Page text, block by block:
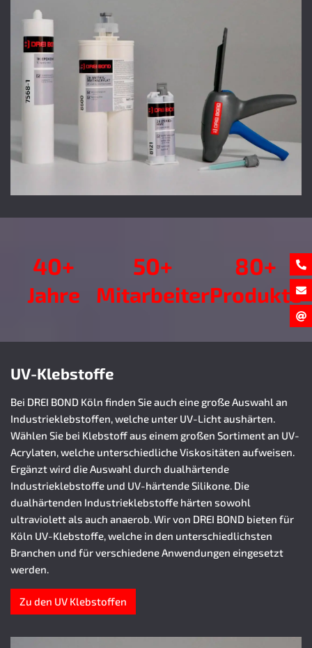
40+
Jahre
50+
Mitarbeiter
80+
Produkte
UV-Klebstoffe
Bei DREI BOND Köln finden Sie auch eine große Auswahl an
Industrieklebstoffen, welche unter UV-Licht aushärten.
Wählen Sie bei Klebstoff aus einem großen Sortiment an UV-
Acrylaten, welche unterschiedliche Viskositäten aufweisen.
Ergänzt wird die Auswahl durch dualhärtende
Industrieklebstoffe und UV-härtende Silikone. Die
dualhärtenden Industrieklebstoffe härten sowohl
ultraviolett als auch anaerob. Wir von DREI BOND bieten für
Köln UV-Klebstoffe, welche in den unterschiedlichsten
Branchen und für verschiedene Anwendungen eingesetzt
werden.
Zu den UV Klebstoffen